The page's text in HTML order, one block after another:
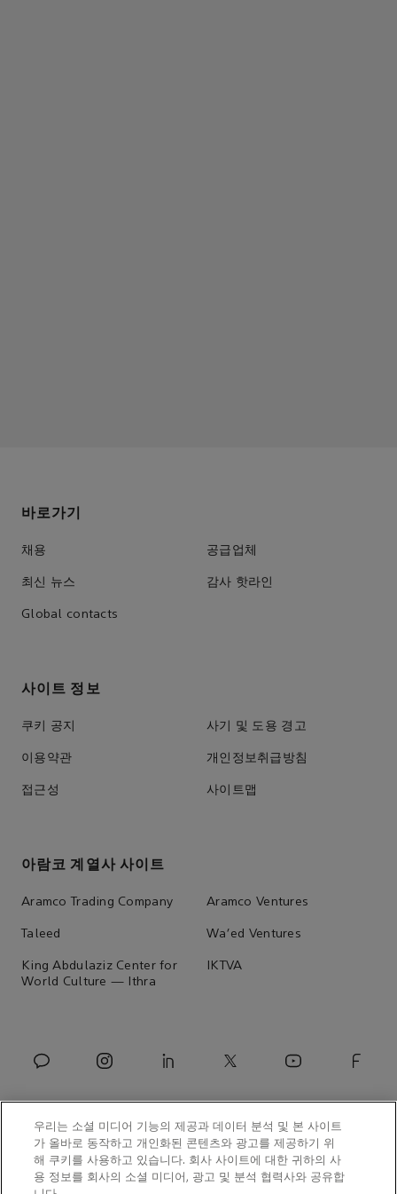
바로가기
채용 공급업체
최신 뉴스 감사 핫라인
Global contacts
사이트 정보
쿠키 공지 사기 및 도용 경고
이용약관 개인정보취급방침
접근성 사이트맵
아람코 계열사 사이트
Aramco Trading Company Aramco Ventures
Taleed Wa'ed Ventures
King Abdulaziz Center for
World Culture — Ithra
IKTVA
우리는 소셜 미디어 기능의 제공과 데이터 분석 및 본 사이트
가 올바로 동작하고 개인화된 콘텐츠와 광고를 제공하기 위
해 쿠키를 사용하고 있습니다. 회사 사이트에 대한 귀하의 사
용 정보를 회사의 소셜 미디어, 광고 및 분석 협력사와 공유합